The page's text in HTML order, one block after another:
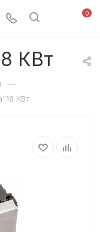
0
КВт
—
КВт